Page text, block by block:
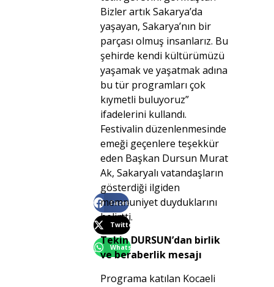
Facebook
Twitter
WhatsApp
Bizler artık Sakarya’da
yaşayan, Sakarya’nın bir
parçası olmuş insanlarız. Bu
şehirde kendi kültürümüzü
yaşamak ve yaşatmak adına
bu tür programları çok
kıymetli buluyoruz”
ifadelerini kullandı.
Festivalin düzenlenmesinde
emeği geçenlere teşekkür
eden Başkan Dursun Murat
Ak, Sakaryalı vatandaşların
gösterdiği ilgiden
memnuniyet duyduklarını
belirtti.
Tekin DURSUN’dan birlik
ve beraberlik mesajı
Programa katılan Kocaeli